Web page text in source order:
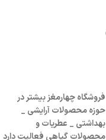
فروشگاه چهارمغز بیشتر در
حوزه محصولات آرایشی _
بهداشتی _ عطریات و
محصولات گیاهی فعالیت دارد